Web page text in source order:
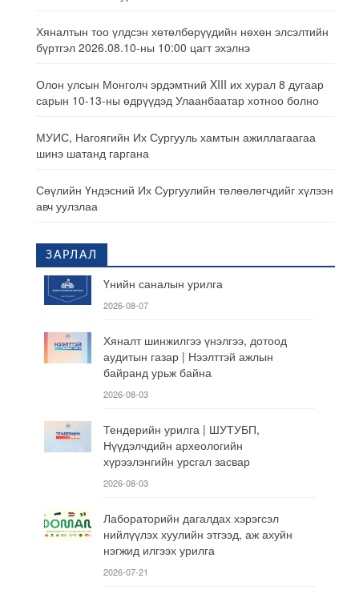
Хяналтын тоо үлдсэн хөтөлбөрүүдийн нөхөн элсэлтийн
бүртгэл 2026.08.10-ны 10:00 цагт эхэлнэ
Олон улсын Монголч эрдэмтний XIII их хурал 8 дугаар
сарын 10-13-ны өдрүүдэд Улаанбаатар хотноо болно
МУИС, Нагоягийн Их Сургууль хамтын ажиллагаагаа
шинэ шатанд гаргана
Сөүлийн Үндэсний Их Сургуулийн төлөөлөгчдийг хүлээн
авч уулзлаа
ЗАРЛАЛ
Үнийн саналын урилга
2026-08-07
Хяналт шинжилгээ үнэлгээ, дотоод
аудитын газар | Нээлттэй ажлын
байранд урьж байна
2026-08-03
Тендерийн урилга | ШУТУБП,
Нүүдэлчдийн археологийн
хүрээлэнгийн урсгал засвар
2026-08-03
Лабораторийн дагалдах хэрэгсэл
нийлүүлэх хуулийн этгээд, аж ахуйн
нэгжид илгээх урилга
2026-07-21